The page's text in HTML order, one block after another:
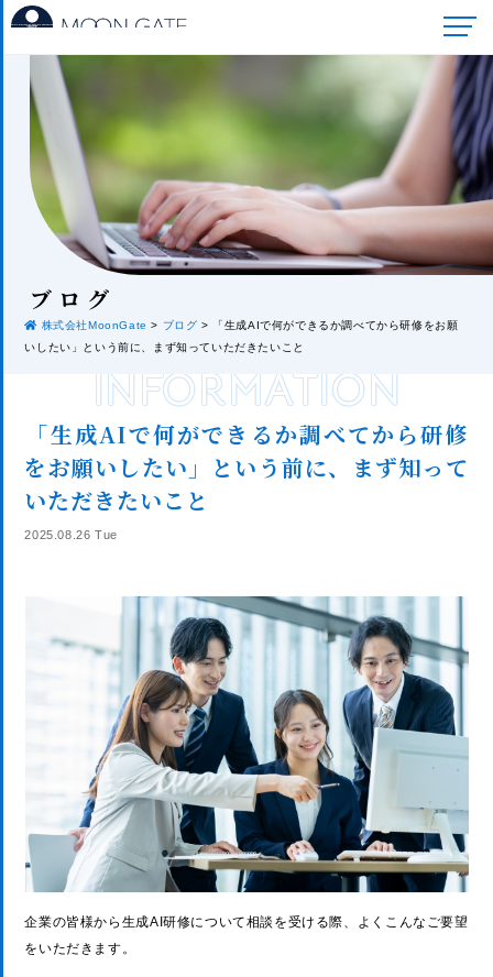
ブロ グ
株式会社MoonGate > ブログ >
「生成AIで何ができるか調べてから研修をお願
いしたい」という前に、まず知っていただきたいこと
INFORMATION
「生成AIで何ができるか調べてから研修
をお願いしたい」という前に、まず知って
いただきたいこと
2025.08.26 Tue
企業の皆様から生成AI研修について相談を受ける際、よくこんなご要望
をいただきます。